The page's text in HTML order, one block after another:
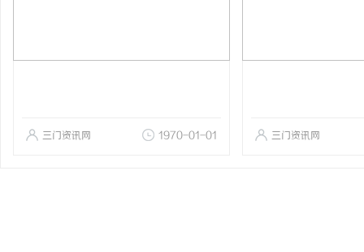
三门资讯网 1970-01-01 三门资讯网